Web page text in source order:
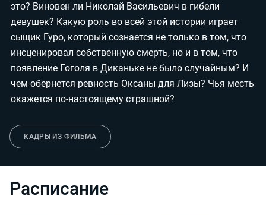
КАДРЫ ИЗ ФИЛЬМА
это? Виновен ли Николай Васильевич в гибели
девушек? Какую роль во всей этой истории играет
сыщик Гуро, который сознается не только в том, что
инсценировал собственную смерть, но и в том, что
появление Гоголя в Диканьке не было случайным? И
чем обернется ревность Оксаны для Лизы? Чья месть
окажется по-настоящему страшной?
Расписание